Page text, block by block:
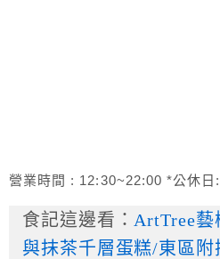
營業時間 : 12:30~22:00 *公休日
食記這邊看： ArtTree
與抹茶千層蛋糕/東區